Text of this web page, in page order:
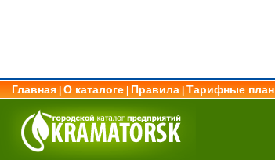
Главная О каталоге Правила Тарифные